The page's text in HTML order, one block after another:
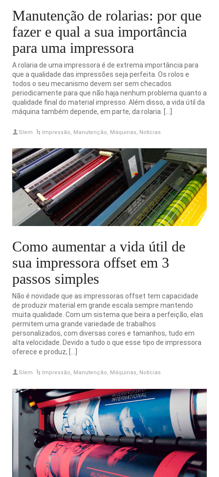
Manutenção de rolarias: por que
fazer e qual a sua importância
para uma impressora
A rolaria de uma impressora é de extrema importância para
que a qualidade das impressões seja perfeita. Os rolos e
todos o seu mecanismo devem ser sem checados
periodicamente para que não haja nenhum problema quanto a
qualidade final do material impresso. Além disso, a vida útil da
máquina também depende, em parte, da rolaria. […]
Slem Impressão, Manutenção, Máquinas, Notícias
Como aumentar a vida útil de
sua impressora offset em 3
passos simples
Não é novidade que as impressoras offset tem capacidade
de produzir material em grande escala sempre mantendo
muita qualidade. Com um sistema que beira a perfeição, elas
permitem uma grande variedade de trabalhos
personalizados, com diversas cores e tamanhos, tudo em
alta velocidade. Devido a tudo o que esse tipo de impressora
oferece e produz, […]
Slem Impressão, Manutenção, Máquinas, Notícias